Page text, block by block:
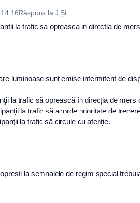
Răspuns la J Și
la trafic sa opreasca in directia de
luminoase sunt emise intermitent de
la trafic să oprească în direcţia de mers
la trafic să acorde prioritate de
la trafic să circule cu atenţie.
la semnalele de regim special